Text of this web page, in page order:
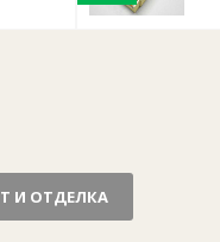
И ОТДЕЛКА